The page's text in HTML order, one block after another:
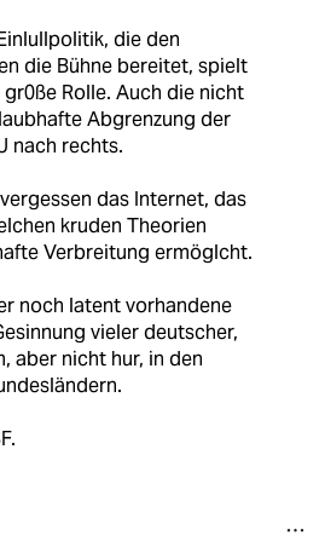
die den
die Bühne bereitet, spielt
gr0ße Rolle. Auch die nicht
Abgrenzung der
nach rechts.
das Internet, das
kruden Theorien
Verbreitung ermöglcht.
noch latent vorhandene
vieler deutscher,
aber nicht hur, in den